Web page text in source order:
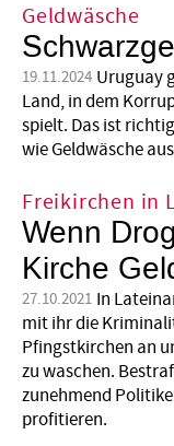
Geldwäsche
19.11.2024 Uruguay
Land, in dem
spielt. Das ist
wie Geld­wäsche
Freikirchen in
Wenn
Kirche
27.10.2021 In
mit ihr die
Pfingstkirchen an
zu waschen.
zunehmend
profitieren.